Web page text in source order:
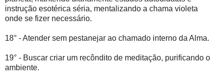
instrução esotérica séria, mentalizando a chama violeta
onde se fizer necessário.
18° - Atender sem pestanejar ao chamado interno da Alma.
19° - Buscar criar um recôndito de meditação, purificando o
ambiente.